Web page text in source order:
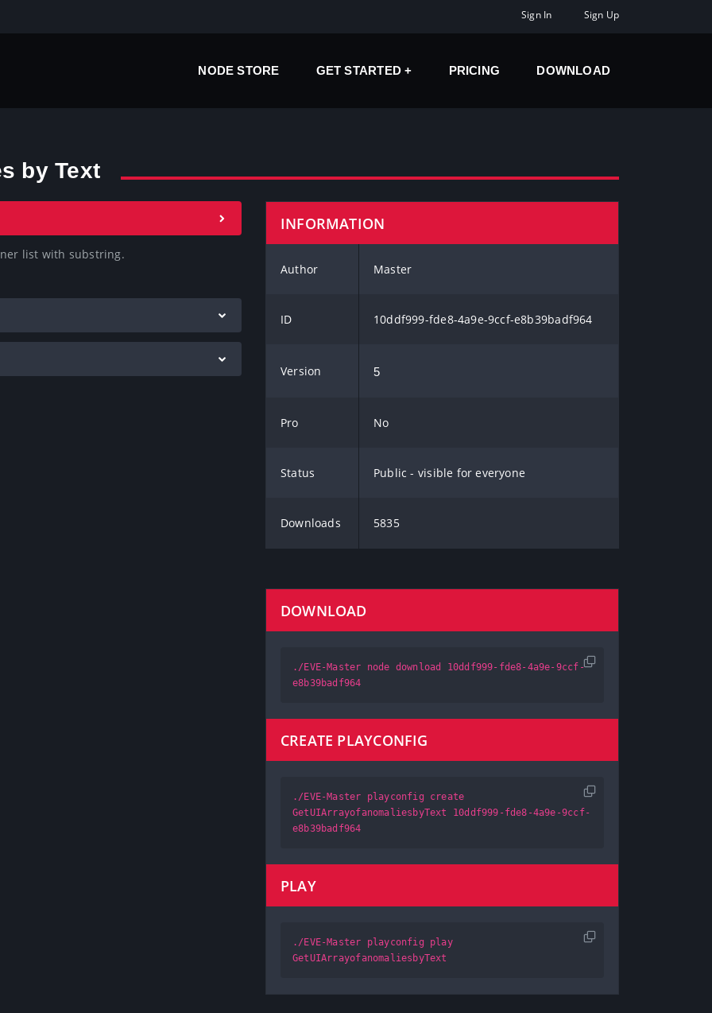
Sign In Sign Up
NODE STORE GET STARTED PRICING DOWNLOAD
by Text
list with substring.
INFORMATION
Author Master
ID 10ddf999-fde8-4a9e-9ccf-e8b39badf964
Version 5
Pro No
Status Public - visible for everyone
Downloads 5835
DOWNLOAD
./EVE-Master node download 10ddf999-fde8-4a9e-9ccf-
e8b39badf964
CREATE PLAYCONFIG
./EVE-Master playconfig create
GetUIArrayofanomaliesbyText 10ddf999-fde8-4a9e-9ccf-
e8b39badf964
PLAY
./EVE-Master playconfig play
GetUIArrayofanomaliesbyText